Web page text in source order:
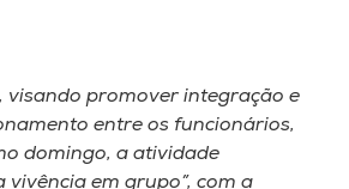
visando promover integração e
entre os funcionários,
domingo, a atividade
vivência em grupo”, com a